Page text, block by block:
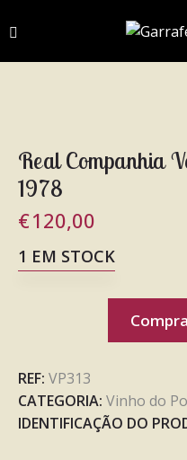
Real Companhia
1978
€120,00
1 EM STOCK
REF: VP313
CATEGORIA: Vinho do
IDENTIFICAÇÃO DO